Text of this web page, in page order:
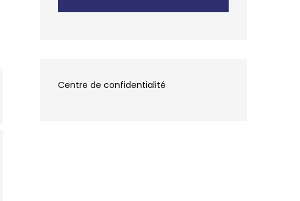
Centre de confidentialité